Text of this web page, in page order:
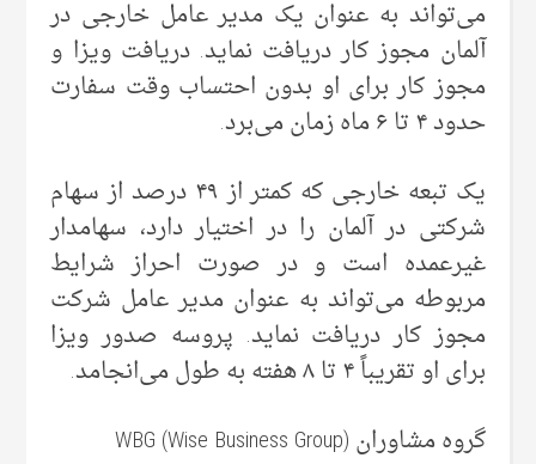
می‌تواند به عنوان یک مدیر عامل خارجی در
آلمان مجوز کار دریافت نماید. دریافت ویزا و
مجوز کار برای او بدون احتساب وقت سفارت
حدود ۴ تا ۶ ماه زمان می‌برد.
یک تبعه خارجی که کمتر از ۴۹ درصد از سهام
شرکتی در آلمان را در اختیار دارد، سهامدار
غیرعمده است و در صورت احراز شرایط
مربوطه می‌تواند به عنوان مدیر عامل شرکت
مجوز کار دریافت نماید. پروسه صدور ویزا
برای او تقریباً ۴ تا ۸ هفته به طول می‌انجامد.
گروه مشاوران WBG (Wise Business Group)